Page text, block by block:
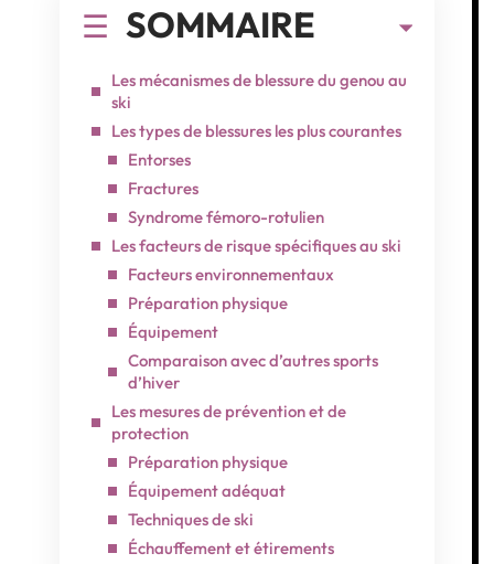
SOMMAIRE
Les mécanismes de blessure du genou au
ski
Les types de blessures les plus courantes
Entorses
Fractures
Syndrome fémoro-rotulien
Les facteurs de risque spécifiques au ski
Facteurs environnementaux
Préparation physique
Équipement
Comparaison avec d’autres sports
d’hiver
Les mesures de prévention et de
protection
Préparation physique
Équipement adéquat
Techniques de ski
Échauffement et étirements